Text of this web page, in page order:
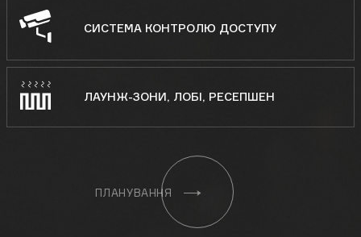
СИСТЕМА КОНТРОЛЮ ДОСТУПУ
ЛАУНЖ-ЗОНИ, ЛОБІ, РЕСЕПШЕН
ПЛАНУВАННЯ